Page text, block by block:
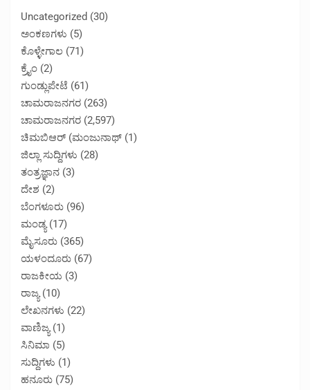
Uncategorized (30)
ಅಂಕಣಗಳು (5)
ಕೊಳ್ಳೇಗಾಲ (71)
ಕ್ರೈಂ (2)
ಗುಂಡ್ಲುಪೇಟೆ (61)
ಚಾಮರಾಜನಗರ (263)
ಚಾಮರಾಜನಗರ (2,597)
ಚಿಮಬಿಆರ್ (ಮಂಜುನಾಥ್ (1)
ಜಿಲ್ಲಾ ಸುದ್ದಿಗಳು (28)
ತಂತ್ರಜ್ಞಾನ (3)
ದೇಶ (2)
ಬೆಂಗಳೂರು (96)
ಮಂಡ್ಯ(17)
ಮೈಸೂರು (365)
ಯಳಂದೂರು (67)
ರಾಜಕೀಯ (3)
ರಾಜ್ಯ(10)
ಲೇಖನಗಳು (22)
ವಾಣಿಜ್ಯ(1)
ಸಿನಿಮಾ (5)
ಸುದ್ದಿಗಳು (1)
ಹನೂರು (75)